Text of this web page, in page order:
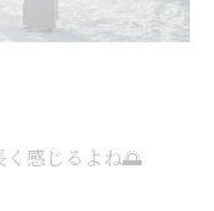
感じるよね🌅